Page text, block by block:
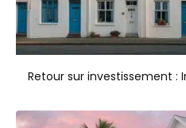
Retour sur investissement :